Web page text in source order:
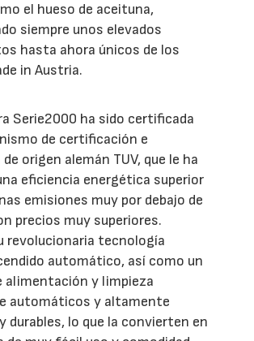
el hueso de aceituna,
siempre unos elevados
hasta ahora únicos de los
in Austria.
Serie2000 ha sido certificada
de certificación e
origen alemán TUV, que le ha
eficiencia energética superior
emisiones muy por debajo de
precios muy superiores.
revolucionaria tecnología
automático, así como un
alimentación y limpieza
automáticos y altamente
durables, lo que la convierten en